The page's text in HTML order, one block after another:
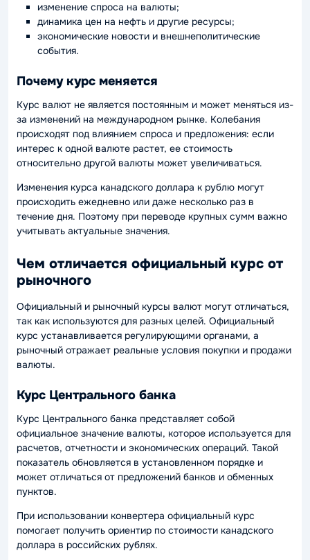
изменение спроса на валюты;
динамика цен на нефть и другие ресурсы;
экономические новости и внешнеполитические
события.
Почему курс меняется
Курс валют не является постоянным и может меняться из-
за изменений на международном рынке. Колебания
происходят под влиянием спроса и предложения: если
интерес к одной валюте растет, ее стоимость
относительно другой валюты может увеличиваться.
Изменения курса канадского доллара к рублю могут
происходить ежедневно или даже несколько раз в
течение дня. Поэтому при переводе крупных сумм важно
учитывать актуальные значения.
Чем отличается официальный курс от
рыночного
Официальный и рыночный курсы валют могут отличаться,
так как используются для разных целей. Официальный
курс устанавливается регулирующими органами, а
рыночный отражает реальные условия покупки и продажи
валюты.
Курс Центрального банка
Курс Центрального банка представляет собой
официальное значение валюты, которое используется для
расчетов, отчетности и экономических операций. Такой
показатель обновляется в установленном порядке и
может отличаться от предложений банков и обменных
пунктов.
При использовании конвертера официальный курс
помогает получить ориентир по стоимости канадского
доллара в российских рублях.